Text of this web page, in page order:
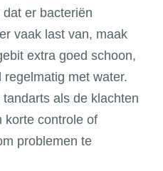
er bacteriën
vaak last van, maak
extra goed schoon,
met water.
als de klachten
korte controle of
problemen te